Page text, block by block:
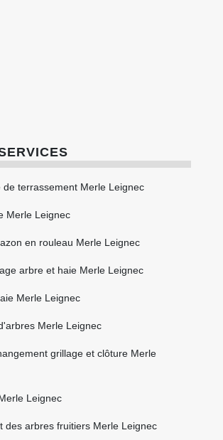
de terrassement Merle Leignec
Merle Leignec
en rouleau Merle Leignec
arbre et haie Merle Leignec
Merle Leignec
Merle Leignec
grillage et clôture Merle
Leignec
des arbres fruitiers Merle Leignec